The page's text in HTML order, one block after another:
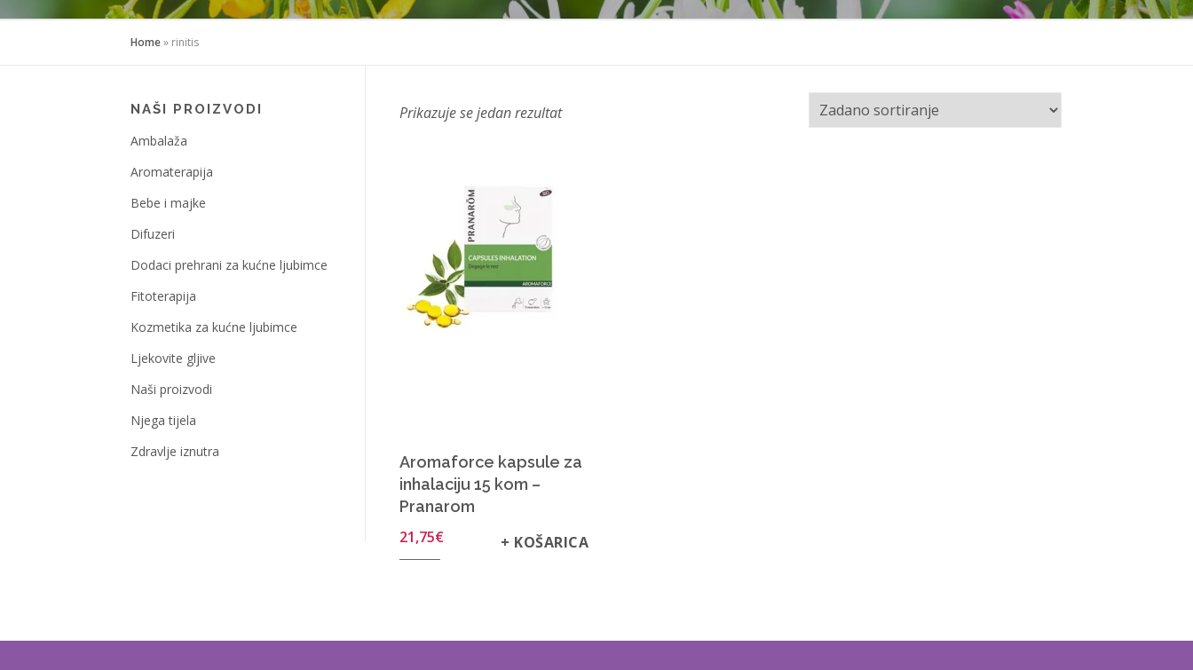
Home» rinitis
Prikazuje se jedan rezultat
Aromaforce kapsule za
inhalaciju 15 kom –
Pranarom
21,75€ + KOŠARICA
NAŠI PROIZVODI
Ambalaža
Aromaterapija
Bebe i majke
Difuzeri
Dodaci prehrani za kućne ljubimce
Fitoterapija
Kozmetika za kućne ljubimce
Ljekovite gljive
Naši proizvodi
Njega tijela
Zdravlje iznutra